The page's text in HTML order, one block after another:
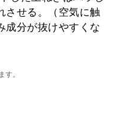
させる。（空気に触
成分が抜けやすくな
。